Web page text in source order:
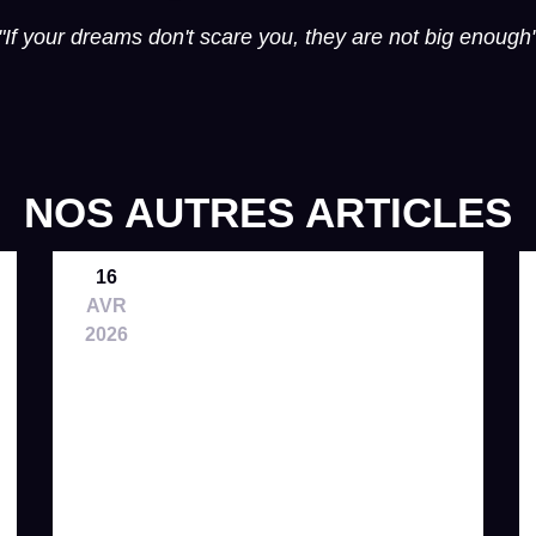
"If your dreams don't scare you, they are not big
NOS AUTRES ARTICLES
16
AVR
2026